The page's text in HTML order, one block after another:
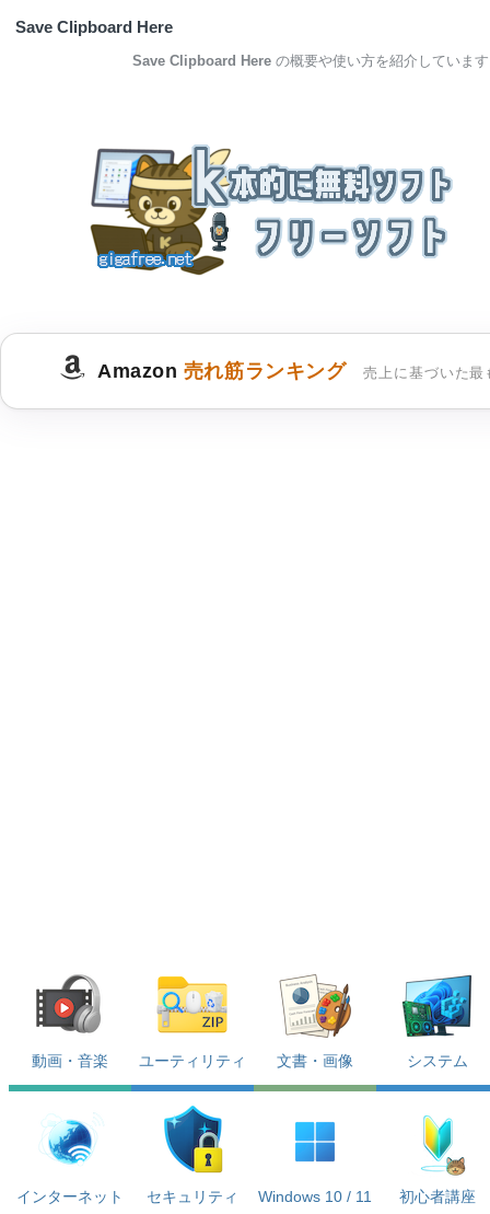
Save Clipboard Here
Save Clipboard Here の概要や使い方を紹介しています
Amazon 売れ筋ランキング 売上に基づいた最
動画・音楽 ユーティリティ 文書・画像 システム
インターネット セキュリティ Windows 10 / 11 初心者講座